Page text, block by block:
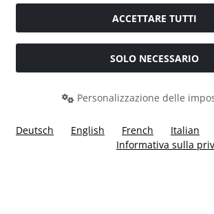
Modulo di recesso
ACCETTARE TUTTI
SOLO NECESSARIO
Personalizzazione delle
Deutsch English French
Italian
Informativa sulla